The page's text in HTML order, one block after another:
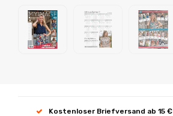
Kostenloser Briefversand ab 15 €